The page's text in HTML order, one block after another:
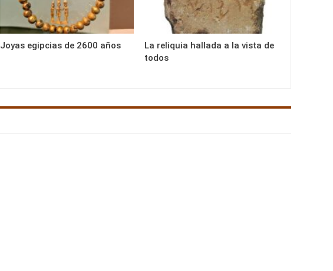
Joyas egipcias de 2600 años
La reliquia hallada a la vista de
todos